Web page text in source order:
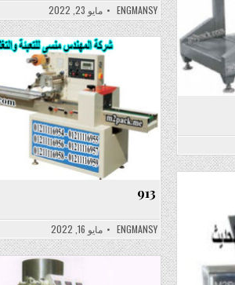
ENGMANSY مايو 23, 2022
Posted
in
913
ENGMANSY مايو 16, 2022